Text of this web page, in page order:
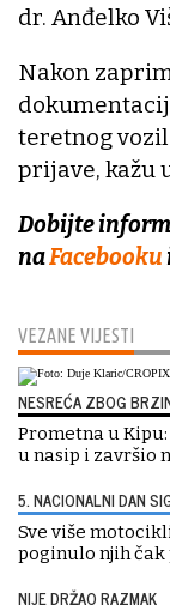
VEZANE VIJESTI
NESREĆA ZBOG
Prometna u
u nasip i završio
5. NACIONALNI DAN
Sve više
poginulo njih čak
NIJE DRŽAO RAZMAK
dr. Anđelko
Nakon
teretnog
prijave, kažu
Dobijte
naFacebooku